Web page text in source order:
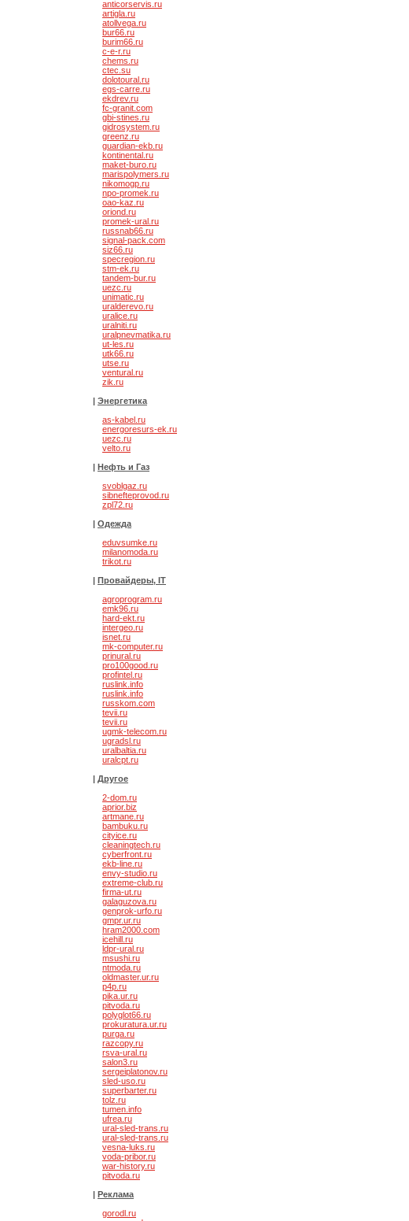
anticorservis.ru
artigla.ru
atollvega.ru
bur66.ru
burim66.ru
c-e-r.ru
chems.ru
ctec.su
dolotoural.ru
egs-carre.ru
ekdrev.ru
fc-granit.com
gbi-stines.ru
gidrosystem.ru
greenz.ru
guardian-ekb.ru
kontinental.ru
maket-buro.ru
marispolymers.ru
nikomogp.ru
npo-promek.ru
oao-kaz.ru
oriond.ru
promek-ural.ru
russnab66.ru
signal-pack.com
siz66.ru
specregion.ru
stm-ek.ru
tandem-bur.ru
uezc.ru
unimatic.ru
uralderevo.ru
uralice.ru
uralniti.ru
uralpnevmatika.ru
ut-les.ru
utk66.ru
utse.ru
ventural.ru
zik.ru
| Энергетика
as-kabel.ru
energoresurs-ek.ru
uezc.ru
velto.ru
| Нефть и Газ
svoblgaz.ru
sibnefteprovod.ru
zpl72.ru
| Одежда
eduvsumke.ru
milanomoda.ru
trikot.ru
| Провайдеры, IT
agroprogram.ru
emk96.ru
hard-ekt.ru
intergeo.ru
isnet.ru
mk-computer.ru
prinural.ru
pro100good.ru
profintel.ru
ruslink.info
ruslink.info
russkom.com
tevii.ru
tevii.ru
ugmk-telecom.ru
ugradsl.ru
uralbaltia.ru
uralcpt.ru
| Другое
2-dom.ru
aprior.biz
artmane.ru
bambuku.ru
cityice.ru
cleaningtech.ru
cyberfront.ru
ekb-line.ru
envy-studio.ru
extreme-club.ru
firma-ut.ru
galaguzova.ru
genprok-urfo.ru
gmpr.ur.ru
hram2000.com
icehill.ru
ldpr-ural.ru
msushi.ru
ntmoda.ru
oldmaster.ur.ru
p4p.ru
pika.ur.ru
pitvoda.ru
polyglot66.ru
prokuratura.ur.ru
purga.ru
razcopy.ru
rsva-ural.ru
salon3.ru
sergeiplatonov.ru
sled-uso.ru
superbarter.ru
tolz.ru
tumen.info
ufrea.ru
ural-sled-trans.ru
ural-sled-trans.ru
vesna-luks.ru
voda-pribor.ru
war-history.ru
pitvoda.ru
| Реклама
gorodl.ru